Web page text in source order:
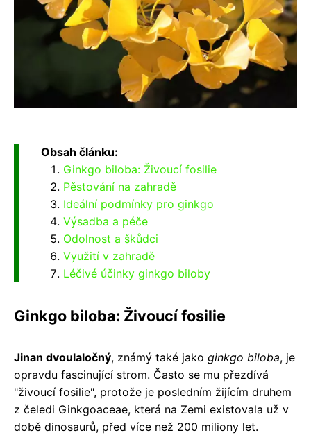
Obsah článku:
Ginkgo biloba: Živoucí fosilie
Pěstování na zahradě
Ideální podmínky pro ginkgo
Výsadba a péče
Odolnost a škůdci
Využití v zahradě
Léčivé účinky ginkgo biloby
Ginkgo biloba: Živoucí fosilie
Jinan dvoulaločný, známý také jako ginkgo biloba, je
opravdu fascinující strom. Často se mu přezdívá
"živoucí fosilie", protože je posledním žijícím druhem
z čeledi Ginkgoaceae, která na Zemi existovala už v
době dinosaurů, před více než 200 miliony let.